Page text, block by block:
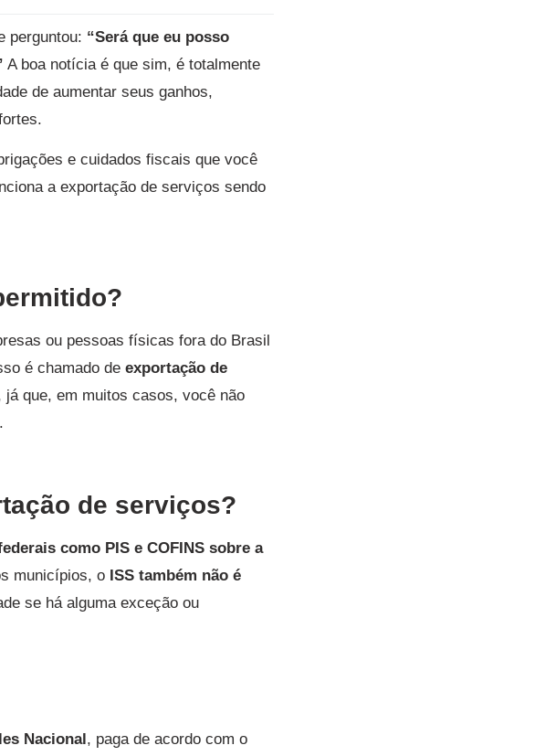
perguntou: “Será que eu posso
A boa notícia é que sim, é totalmente
de aumentar seus ganhos,
e cuidados fiscais que você
a exportação de serviços sendo
ou pessoas físicas fora do Brasil
é chamado de exportação de
que, em muitos casos, você não
de serviços?
como PIS e COFINS sobre a
municípios, o ISS também não é
se há alguma exceção ou
Nacional, paga de acordo com o